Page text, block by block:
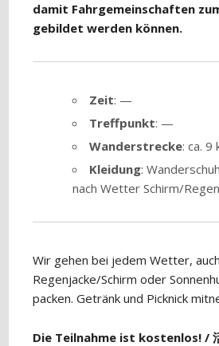
damit Fahrgemeinschaften
gebildet werden können.
Zeit: —
Treffpunkt: —
Wanderstrecke: ca. 9
Kleidung:
nach Wetter Schirm/
Wir gehen bei jedem Wetter,
Regenjacke/Schirm oder
packen. Getränk und Picknick
Die Teilnahme ist kostenlos! /